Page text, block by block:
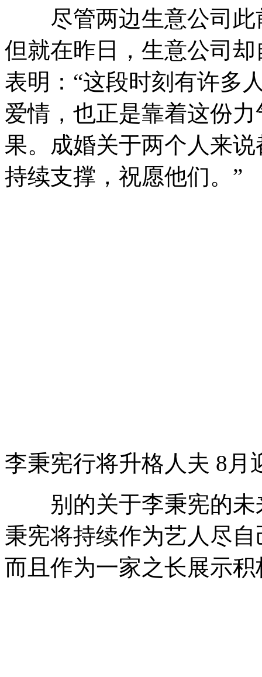
尽管两边生意公司此
但就在昨日，生意公司
表明：“这段时刻有许多
爱情，也正是靠着这份
果。成婚关于两个人来
持续支撑，祝愿他们。”
李秉宪行将升格人夫 8月
别的关于李秉宪的未
秉宪将持续作为艺人尽
而且作为一家之长展示